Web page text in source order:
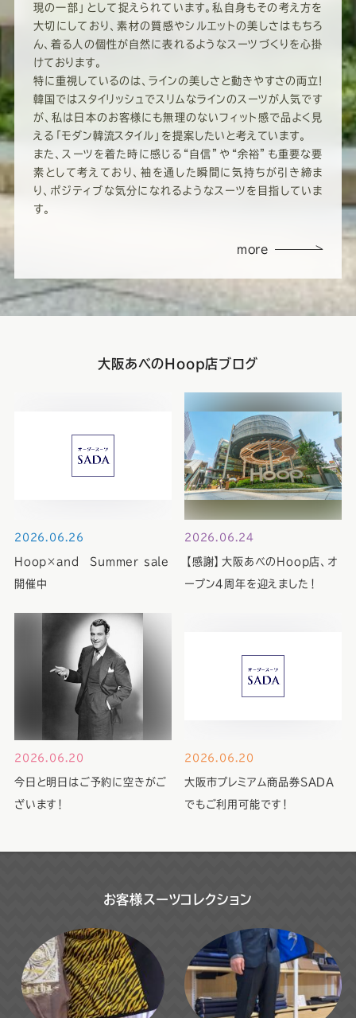
現の一部」として捉えられています。私自身もその考え方を
大切にしており、素材の質感やシルエットの美しさはもちろ
ん、着る人の個性が自然に表れるようなスーツづくりを心掛
けております。
特に重視しているのは、ラインの美しさと動きやすさの両立!
韓国ではスタイリッシュでスリムなラインのスーツが人気です
が、私は日本のお客様にも無理のないフィット感で品よく見
える「モダン韓流スタイル」を提案したいと考えています。
また、スーツを着た時に感じる“自信”や“余裕”も重要な要
素として考えており、袖を通した瞬間に気持ちが引き締ま
り、ポジティブな気分になれるようなスーツを目指していま
す。
more
大阪あべのHoop店ブログ
2026.06.26
Hoop×and Summer sale
開催中
2026.06.24
【感謝】大阪あべのHoop店、オ
ープン4周年を迎えました！
2026.06.20
今日と明日はご予約に空きがご
ざいます！
2026.06.20
大阪市プレミアム商品券SADA
でもご利用可能です！
お客様スーツコレクション